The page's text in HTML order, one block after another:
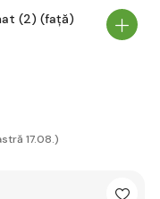
(2) (față)
17.08.)